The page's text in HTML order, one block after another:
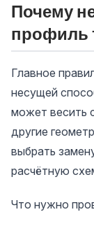
Почему
профиль
Главное
несущей
может весить
другие
выбрать
расчётную
Что нужно